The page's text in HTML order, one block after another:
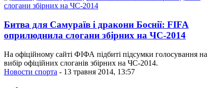
Битва для Самураїв і дракони Боснії: FIFA
оприлюднила слогани збірних на ЧС-2014
На офіційному сайті ФІФА підбиті підсумки голосування на
вибір офіційних слоганів збірних на ЧС-2014.
Новости спорта - 13 травня 2014, 13:57